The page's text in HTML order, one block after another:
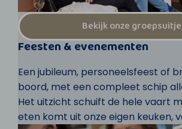
Bekijk onze
Feesten & evenementen
Een jubileum, personeelsfeest of
boord, met een compleet schip
Het uitzicht schuift de hele vaart
eten komt uit onze eigen keuken,